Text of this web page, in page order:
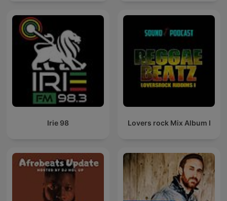
Irie 98 Lovers rock Mix Album I